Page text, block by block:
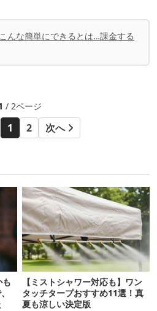
んな簡単にできるとは…課金する
/ 2ページ
1 2 次へ
【ミストシャワー対応も】ワン
タッチタープおすすめ11選！真
夏も涼しい決定版